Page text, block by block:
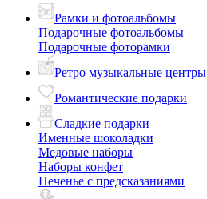
Рамки и фотоальбомы
Подарочные фотоальбомы
Подарочные фоторамки
Ретро музыкальные центры
Романтические подарки
Сладкие подарки
Именные шоколадки
Медовые наборы
Наборы конфет
Печенье с предсказаниями